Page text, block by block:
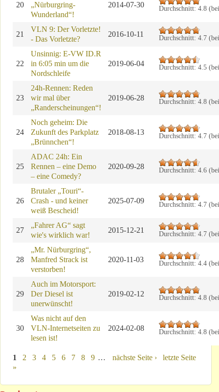
20
„Nürburgring-
Wunderland“!
2014-07-30 Durchschnitt: 4.8
21
VLN 9: Der Vorletzte!
- Das Vorletzte?
2016-10-11 Durchschnitt: 4.7
22
Unsinnig: E-VW ID.R
in 6:05 min um die
Nordschleife
2019-06-04 Durchschnitt: 4.5
23
24h-Rennen: Reden
wir mal über
„Randerscheinungen“!
2019-06-28 Durchschnitt: 4.8
24
Noch geheim: Die
Zukunft des Parkplatz
„Brünnchen“!
2018-08-13 Durchschnitt: 4.7
25
ADAC 24h: Ein
Rennen – eine Demo
– eine Comedy?
2020-09-28 Durchschnitt: 4.6
26
Brutaler „Touri“-
Crash - und keiner
weiß Bescheid!
2025-07-09 Durchschnitt: 4.7
27
„Fahrer AG“ sagt
wie's wirklich war!
2015-12-21 Durchschnitt: 4.7
28
„Mr. Nürburgring“,
Manfred Strack ist
verstorben!
2020-11-03 Durchschnitt: 4.4
29
Auch im Motorsport:
Der Diesel ist
unerwünscht!
2019-02-12 Durchschnitt: 4.8
30
Was nicht auf den
VLN-Internetseiten zu
lesen ist!
2024-02-08 Durchschnitt: 4.8
Seiten
1 2 3 4 5 6 7 8 9 … nächste Seite ›
letzte Seite
»